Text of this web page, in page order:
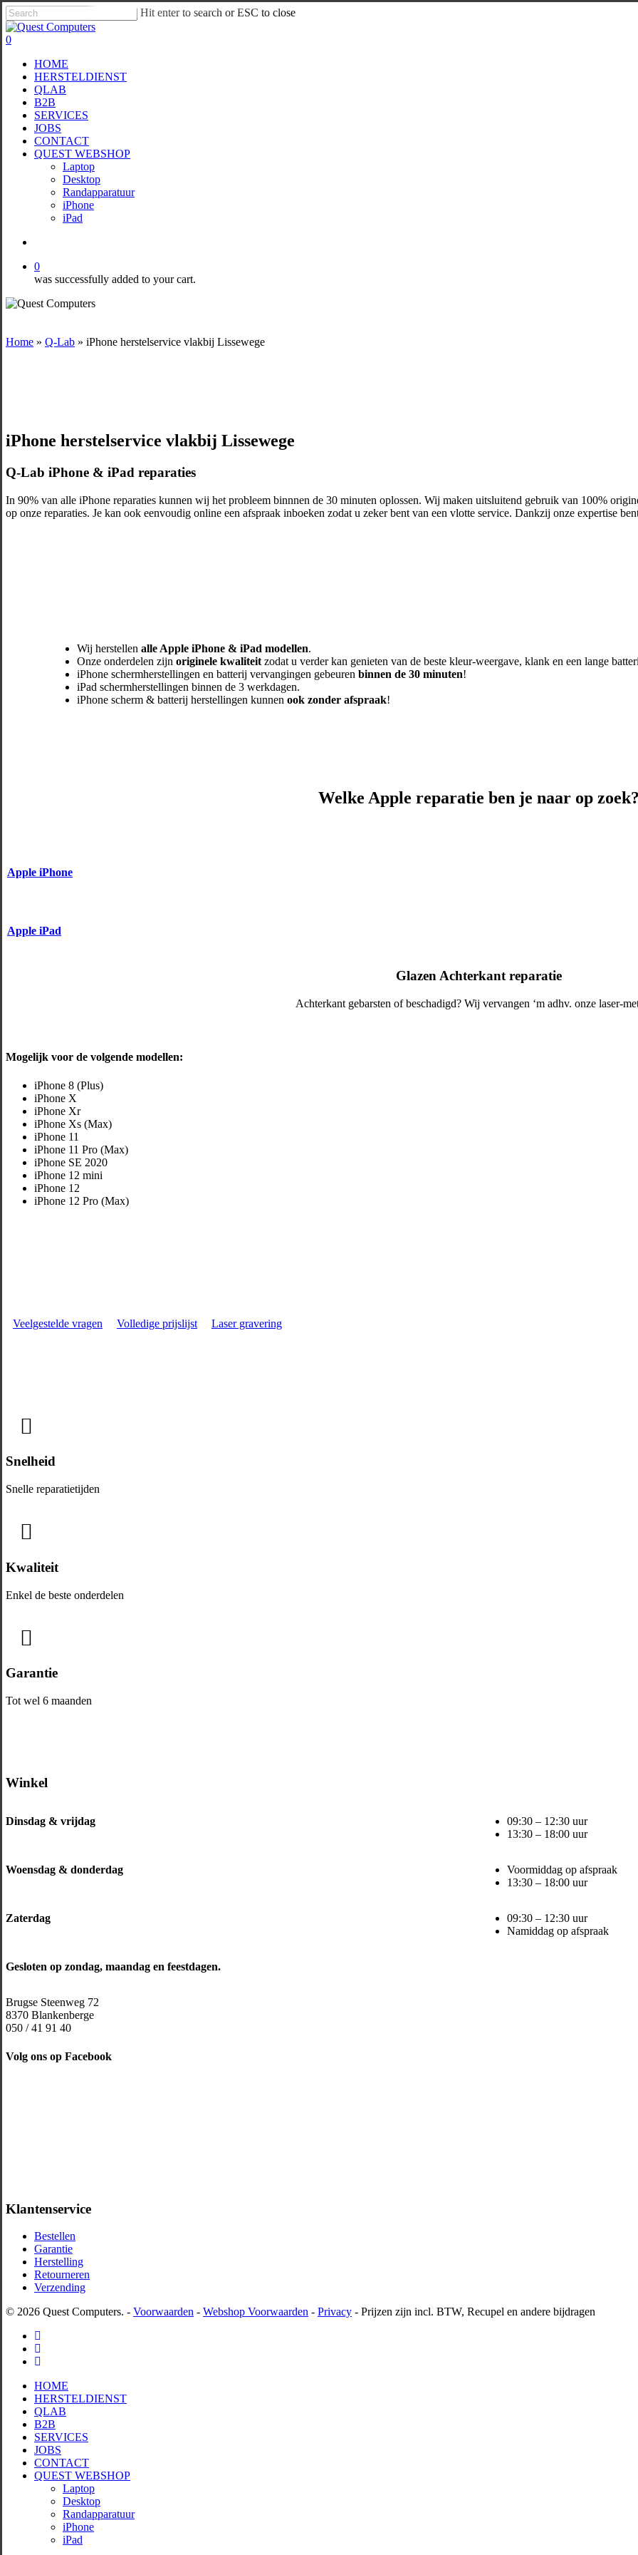
Skip
to
main
Hit enter to search or ESC to close
Close
Search
account
0
HOME
HERSTELDIENST
QLAB
B2B
SERVICES
JOBS
CONTACT
QUEST WEBSHOP
Laptop
Desktop
Randapparatuur
iPhone
iPad
0
was successfully added to your cart.
Home » Q-Lab » iPhone herstelservice vlakbij Lissewege
iPhone herstelservice vlakbij Lissewege
Q-Lab iPhone & iPad reparaties
In 90% van alle iPhone reparaties kunnen wij het probleem binnnen de 30 minuten oplossen. Wij maken uitsluitend gebruik van 100%
op onze reparaties. Je kan ook eenvoudig online een afspraak inboeken zodat u zeker bent van een vlotte service. Dankzij onze expertise
Wij herstellen alle Apple iPhone & iPad modellen.
Onze onderdelen zijn originele kwaliteit zodat u verder kan genieten van de beste kleur-weergave, klank en een lange
iPhone schermherstellingen en batterij vervangingen gebeuren binnen de 30 minuten!
iPad schermherstellingen binnen de 3 werkdagen.
iPhone scherm & batterij herstellingen kunnen ook zonder afspraak!
Welke Apple reparatie ben je naar op zoek?
Apple iPhone
Apple iPad
Glazen Achterkant reparatie
Achterkant gebarsten of beschadigd? Wij vervangen ‘m adhv. onze laser-
Mogelijk voor de volgende modellen:
iPhone 8 (Plus)
iPhone X
iPhone Xr
iPhone Xs (Max)
iPhone 11
iPhone 11 Pro (Max)
iPhone SE 2020
iPhone 12 mini
iPhone 12
iPhone 12 Pro (Max)
Veelgestelde vragen Volledige prijslijst Laser gravering
Snelheid
Snelle reparatietijden
Kwaliteit
Enkel de beste onderdelen
Garantie
Tot wel 6 maanden
Winkel
Dinsdag & vrijdag
09:30 – 12:30 uur
13:30 – 18:00 uur
Woensdag & donderdag
Voormiddag op afspraak
13:30 – 18:00 uur
Zaterdag
09:30 – 12:30 uur
Namiddag op afspraak
Gesloten op zondag, maandag en feestdagen.
Brugse Steenweg 72
8370 Blankenberge
050 / 41 91 40
Volg ons op Facebook
Klantenservice
Bestellen
Garantie
Herstelling
Retourneren
Verzending
© 2026 Quest Computers. - Voorwaarden - Webshop Voorwaarden - Privacy - Prijzen zijn incl. BTW, Recupel en andere bijdragen
facebook
phone
email
Close
Menu
HOME
HERSTELDIENST
QLAB
B2B
SERVICES
JOBS
CONTACT
QUEST WEBSHOP
Laptop
Desktop
Randapparatuur
iPhone
iPad